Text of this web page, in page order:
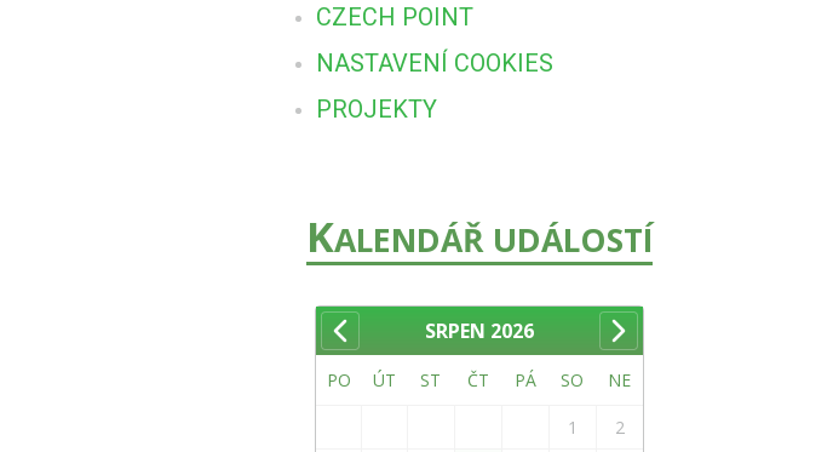
CZECH POINT
NASTAVENÍ COOKIES
PROJEKTY
KALENDÁŘ UDÁLOSTÍ
SRPEN 2026
PO ÚT ST ČT PÁ SO NE
1
2